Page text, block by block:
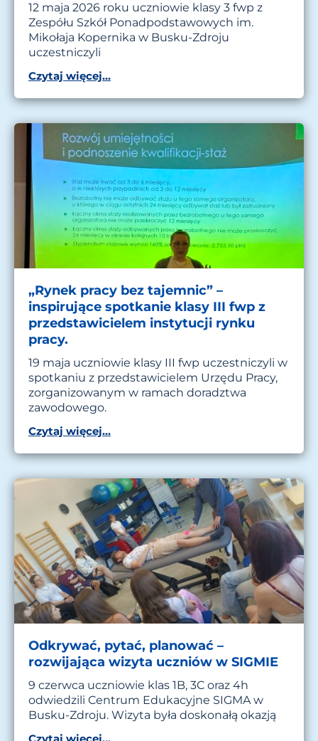
12 maja 2026 roku uczniowie klasy 3 fwp z
Zespółu Szkół Ponadpodstawowych im.
Mikołaja Kopernika w Busku-Zdroju
uczestniczyli
Czytaj więcej...
„Rynek pracy bez tajemnic” –
inspirujące spotkanie klasy III fwp z
przedstawicielem instytucji rynku
pracy.
19 maja uczniowie klasy III fwp uczestniczyli w
spotkaniu z przedstawicielem Urzędu Pracy,
zorganizowanym w ramach doradztwa
zawodowego.
Czytaj więcej...
Odkrywać, pytać, planować –
rozwijająca wizyta uczniów w SIGMIE
9 czerwca uczniowie klas 1B, 3C oraz 4h
odwiedzili Centrum Edukacyjne SIGMA w
Busku-Zdroju. Wizyta była doskonałą okazją